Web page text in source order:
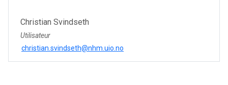
Christian Svindseth
Utilisateur
christian.svindseth@nhm.uio.no